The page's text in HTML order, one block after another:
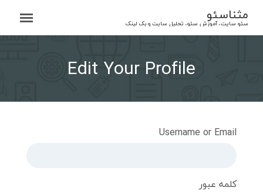
content
مثناسئو
سئو سایت، آموزش سئو، تحلیل سایت و بک لینک
Edit Your Profile
Username or Email
کلمه عبور